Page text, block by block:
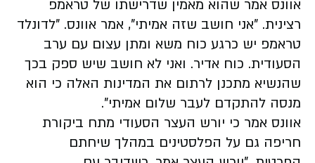
אוונס אמר שהוא מאמין שדרישתו של טראמפ
רצינית. "אני חושב שזה אמיתי", אמר אוונס. "לדונלד
טראמפ יש כרגע כוח משא ומתן עצום עם ערב
הסעודית. כוח אדיר. ואני לא חושב שיש ספק בכך
שהנשיא מתכנן לרתום את המדינות האלה כי הוא
מנסה להתקדם לעבר שלום אמיתי".
אוונס אמר כי יורש העצר הסעודי מתח ביקורת
חריפה גם על הפלסטינים במהלך שיחתם